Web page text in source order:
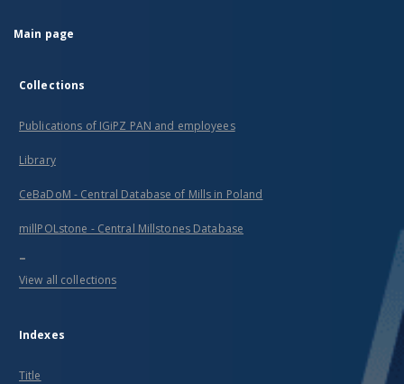
Main page
Collections
Publications of IGiPZ PAN and employees
Library
CeBaDoM - Central Database of Mills in Poland
millPOLstone - Central Millstones Database
...
View all collections
Indexes
Title